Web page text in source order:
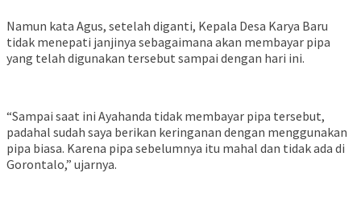
Namun kata Agus, setelah diganti, Kepala Desa Karya Baru
tidak menepati janjinya sebagaimana akan membayar pipa
yang telah digunakan tersebut sampai dengan hari ini.
“Sampai saat ini Ayahanda tidak membayar pipa tersebut,
padahal sudah saya berikan keringanan dengan menggunakan
pipa biasa. Karena pipa sebelumnya itu mahal dan tidak ada di
Gorontalo,” ujarnya.